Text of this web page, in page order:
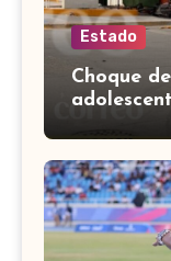
Estado
Choque
colina